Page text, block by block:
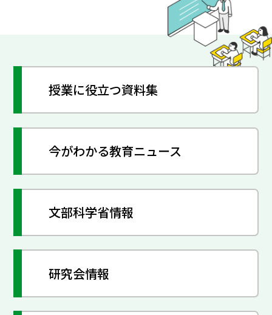
授業に役立つ資料集
今がわかる教育ニュース
文部科学省情報
研究会情報